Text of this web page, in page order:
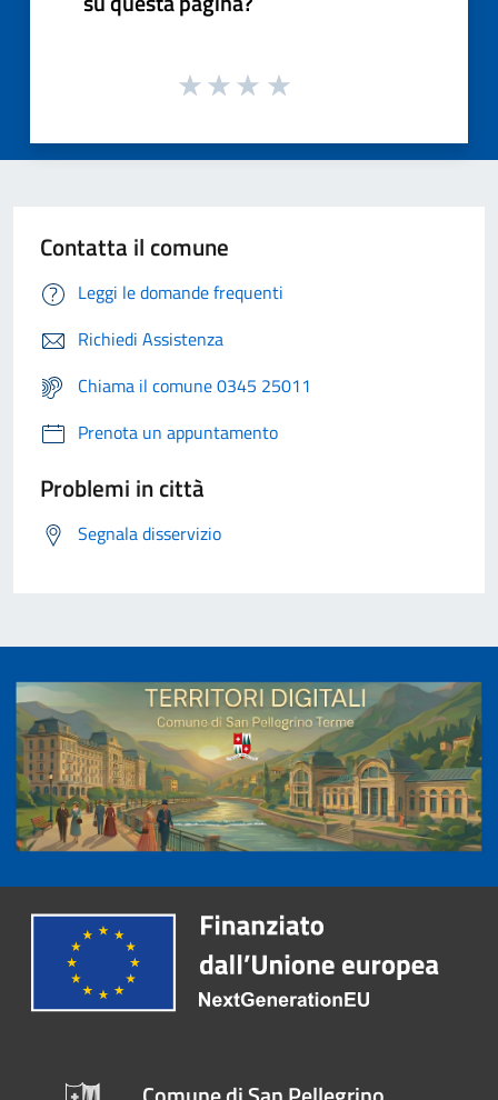
Contatta il comune
Leggi le domande frequenti
Richiedi Assistenza
Chiama il comune 0345 25011
Prenota un appuntamento
Problemi in città
Segnala disservizio